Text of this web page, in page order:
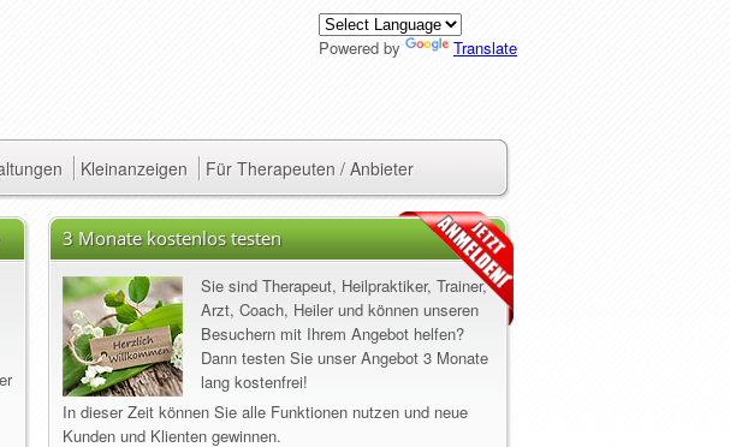
Powered by Translate
Kleinanzeigen Für Therapeuten / Anbieter
3 Monate kostenlos testen
Sie sind Therapeut, Heilpraktiker, Trainer,
Arzt, Coach, Heiler und können unseren
Besuchern mit Ihrem Angebot helfen?
Dann testen Sie unser Angebot 3 Monate
lang kostenfrei!
In dieser Zeit können Sie alle Funktionen nutzen und neue
Kunden und Klienten gewinnen.